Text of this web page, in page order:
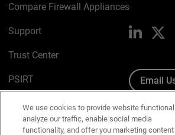
Compare Firewall Appliances
Support
Trust Center
PSIRT
Cookie Policy
Privacy Policy
Email
We use cookies to provide website
analyze our traffic, enable social media
functionality, and offer you marketing content